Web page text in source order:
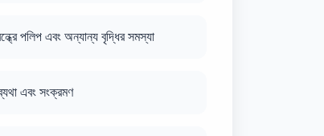
পলিপ এবং অন্যান্য বৃদ্ধির সমস্যা
এবং সংক্রমণ